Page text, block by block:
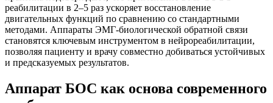
реабилитации в 2–5 раз ускоряет восстановление
двигательных функций по сравнению со стандартными
методами. Аппараты ЭМГ-биологической обратной связи
становятся ключевым инструментом в нейрореабилитации,
позволяя пациенту и врачу совместно добиваться устойчивых
и предсказуемых результатов.
Аппарат БОС как основа современного